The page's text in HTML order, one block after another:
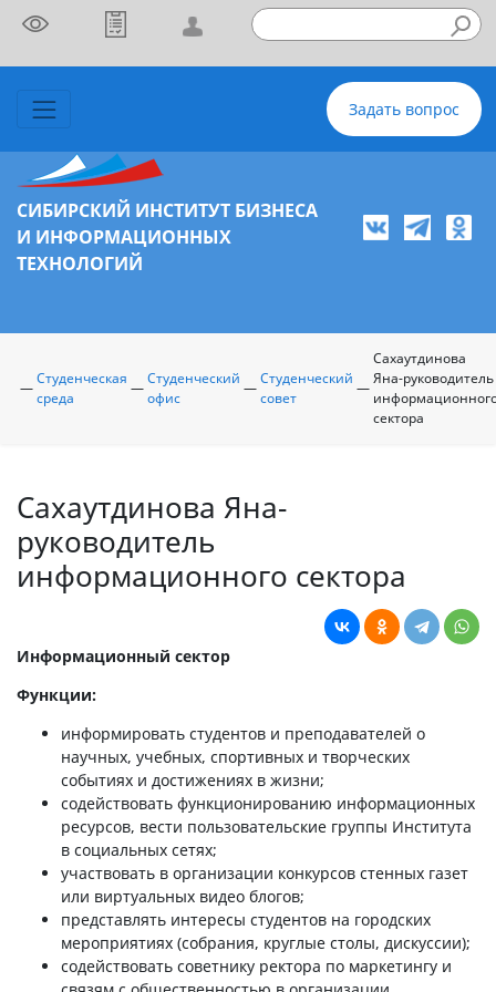
Задать вопрос
СИБИРСКИЙ ИНСТИТУТ БИЗНЕСА
И ИНФОРМАЦИОННЫХ
ТЕХНОЛОГИЙ
—
Студенческая
среда
—
Студенческий
офис
—
Студенческий
совет
—
Сахаутдинова
Яна-руководитель
сектора
Сахаутдинова Яна-
руководитель
информационного сектора
Информационный сектор
Функции:
информировать студентов и преподавателей о
научных, учебных, спортивных и творческих
событиях и достижениях в жизни;
содействовать функционированию информационных
ресурсов, вести пользовательские группы Института
в социальных сетях;
участвовать в организации конкурсов стенных газет
или виртуальных видео блогов;
представлять интересы студентов на городских
мероприятиях (собрания, круглые столы, дискуссии);
содействовать советнику ректора по маркетингу и